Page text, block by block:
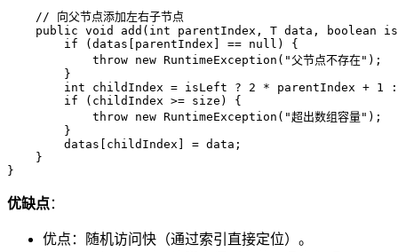
// 向父节点添加左右子节点
public void add ( int parentIndex, T data, boolean
if (datas[parentIndex] == null ) {
throw new RuntimeException ( "父节点不存在" );
        }
int
childIndex = isLeft ? 2 * parentIndex + 1
if (childIndex >= size) {
throw new RuntimeException ( "超出数组容量" );
        }
        datas[childIndex] = data;
    }
}
优缺点：
优点：随机访问快（通过索引直接定位）。